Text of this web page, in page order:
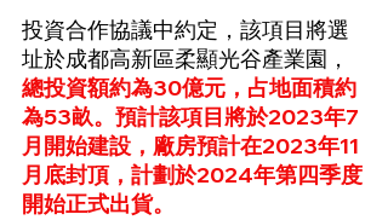
投資合作協議中約定，該項目將選
址於成都高新區柔顯光谷產業園，
總投資額約為30億元，占地面積約
為53畝。預計該項目將於2023年7
月開始建設，廠房預計在2023年11
月底封頂，計劃於2024年第四季度
開始正式出貨。